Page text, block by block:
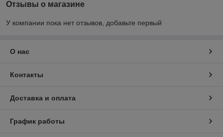
Отзывы о магазине
У компании пока нет отзывов, добавьте первый
О нас
Контакты
Доставка и оплата
График работы